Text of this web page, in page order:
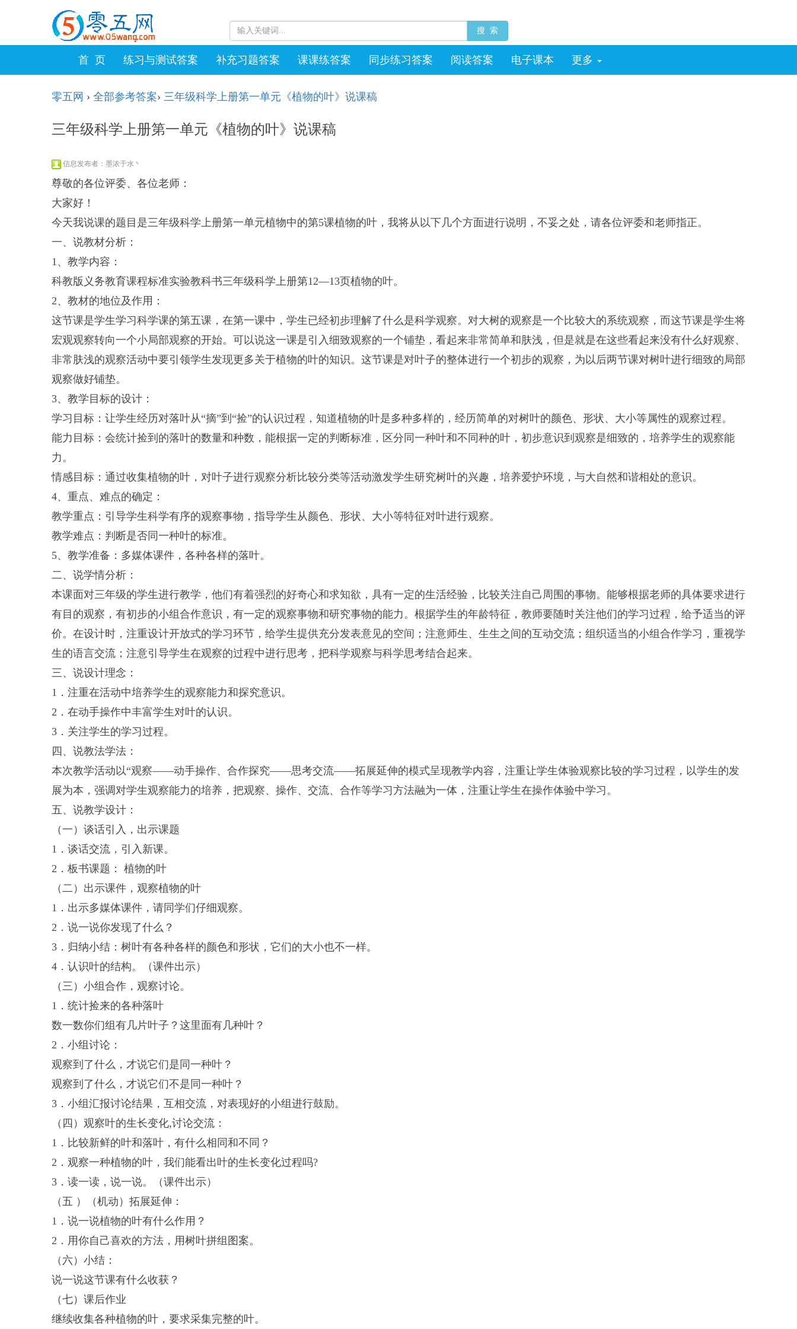
搜 索
首 页 练习与测试答案 补充习题答案 课课练答案 同步练习答案 阅读答案 电子课本 更多
零五网 › 全部参考答案› 三年级科学上册第一单元《植物的叶》说课稿
三年级科学上册第一单元《植物的叶》说课稿
信息发布者：墨浓于水丶
尊敬的各位评委、各位老师：
大家好！
今天我说课的题目是三年级科学上册第一单元植物中的第5课植物的叶，我将从以下几个方面进行说明，不妥之处，请各位评委和老师指正。
一、说教材分析：
1、教学内容：
科教版义务教育课程标准实验教科书三年级科学上册第12―13页植物的叶。
2、教材的地位及作用：
这节课是学生学习科学课的第五课，在第一课中，学生已经初步理解了什么是科学观察。对大树的观察是一个比较大的系统观察，而这节课是学生将
宏观观察转向一个小局部观察的开始。可以说这一课是引入细致观察的一个铺垫，看起来非常简单和肤浅，但是就是在这些看起来没有什么好观察、
非常肤浅的观察活动中要引领学生发现更多关于植物的叶的知识。这节课是对叶子的整体进行一个初步的观察，为以后两节课对树叶进行细致的局部
观察做好铺垫。
3、教学目标的设计：
学习目标：让学生经历对落叶从“摘”到“捡”的认识过程，知道植物的叶是多种多样的，经历简单的对树叶的颜色、形状、大小等属性的观察过程。
能力目标：会统计捡到的落叶的数量和种数，能根据一定的判断标准，区分同一种叶和不同种的叶，初步意识到观察是细致的，培养学生的观察能
力。
情感目标：通过收集植物的叶，对叶子进行观察分析比较分类等活动激发学生研究树叶的兴趣，培养爱护环境，与大自然和谐相处的意识。
4、重点、难点的确定：
教学重点：引导学生科学有序的观察事物，指导学生从颜色、形状、大小等特征对叶进行观察。
教学难点：判断是否同一种叶的标准。
5、教学准备：多媒体课件，各种各样的落叶。
二、说学情分析：
本课面对三年级的学生进行教学，他们有着强烈的好奇心和求知欲，具有一定的生活经验，比较关注自己周围的事物。能够根据老师的具体要求进行
有目的观察，有初步的小组合作意识，有一定的观察事物和研究事物的能力。根据学生的年龄特征，教师要随时关注他们的学习过程，给予适当的评
价。在设计时，注重设计开放式的学习环节，给学生提供充分发表意见的空间；注意师生、生生之间的互动交流；组织适当的小组合作学习，重视学
生的语言交流；注意引导学生在观察的过程中进行思考，把科学观察与科学思考结合起来。
三、说设计理念：
1．注重在活动中培养学生的观察能力和探究意识。
2．在动手操作中丰富学生对叶的认识。
3．关注学生的学习过程。
四、说教法学法：
本次教学活动以“观察——动手操作、合作探究——思考交流——拓展延伸的模式呈现教学内容，注重让学生体验观察比较的学习过程，以学生的发
展为本，强调对学生观察能力的培养，把观察、操作、交流、合作等学习方法融为一体，注重让学生在操作体验中学习。
五、说教学设计：
（一）谈话引入，出示课题
1．谈话交流，引入新课。
2．板书课题： 植物的叶
（二）出示课件，观察植物的叶
1．出示多媒体课件，请同学们仔细观察。
2．说一说你发现了什么？
3．归纳小结：树叶有各种各样的颜色和形状，它们的大小也不一样。
4．认识叶的结构。（课件出示）
（三）小组合作，观察讨论。
1．统计捡来的各种落叶
数一数你们组有几片叶子？这里面有几种叶？
2．小组讨论：
观察到了什么，才说它们是同一种叶？
观察到了什么，才说它们不是同一种叶？
3．小组汇报讨论结果，互相交流，对表现好的小组进行鼓励。
（四）观察叶的生长变化,讨论交流：
1．比较新鲜的叶和落叶，有什么相同和不同？
2．观察一种植物的叶，我们能看出叶的生长变化过程吗?
3．读一读，说一说。（课件出示）
（五 ）（机动）拓展延伸：
1．说一说植物的叶有什么作用？
2．用你自己喜欢的方法，用树叶拼组图案。
（六）小结：
说一说这节课有什么收获？
（七）课后作业
继续收集各种植物的叶，要求采集完整的叶。